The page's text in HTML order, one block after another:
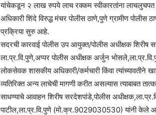
यांचेकडून २ लाख रुपये लाच रक्कम स्वीकारतांना लाचलुचपत
अधिकारी शिंदे विरुद्ध मंचर पोलीस ठाणे,पुणे ग्रामीण पोलीस
प्रक्रिया सुरु आहे.
सदरची कारवाई पोलीस उप आयुक्त/पोलीस अधीक्षक शिरीष
ला.प्र.वि.पुणे,अप्पर पोलीस अधीक्षक अर्जुन
लोकसेवक शासकीय अधिकारी/कर्मचारी किंवा
व्यतिरिक्त अन्य लाचेची मागणी करीत असल्यास त्याबाबत
साधण्याचे आवाहन शिरीष सरदेशपांडे,पोलीस
पाटील,ला.प्र.वि.पुणे (मो.क्र.9029030530) यांनी केले